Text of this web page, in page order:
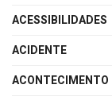
ACESSIBILIDADES
ACIDENTE
ACONTECIMENTO